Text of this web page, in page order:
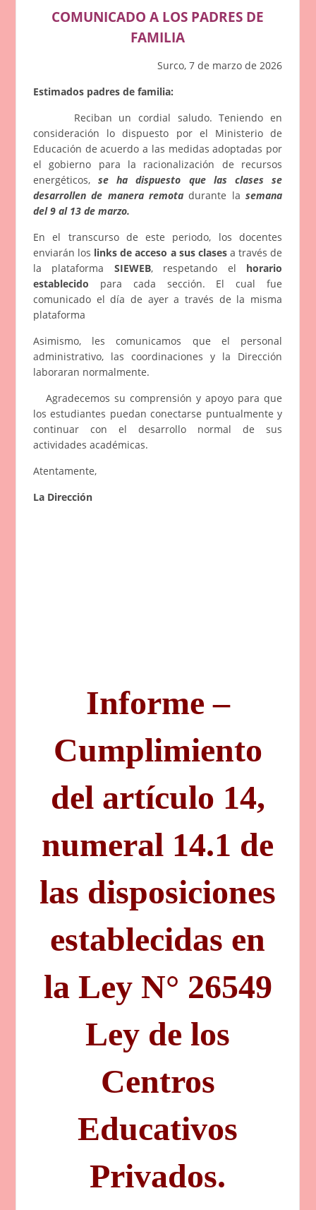
COMUNICADO A LOS PADRES DE
FAMILIA
Surco, 7 de marzo de 2026
Estimados padres de familia:
Reciban un cordial saludo. Teniendo en
consideración lo dispuesto por el Ministerio de
Educación de acuerdo a las medidas adoptadas por
el gobierno para la racionalización de recursos
energéticos,se ha dispuesto que las clases se
desarrollen de manera remotadurante lasemana
del 9 al 13 de marzo.
En el transcurso de este periodo, los docentes
enviarán los links de acceso a sus clasesa través de
la plataforma SIEWEB, respetando el horario
establecido para cada sección. El cual fue
comunicado el día de ayer a través de la misma
plataforma
Asimismo, les comunicamos que el personal
administrativo, las coordinaciones y la Dirección
laboraran normalmente.
Agradecemos su comprensión y apoyo para que
los estudiantes puedan conectarse puntualmente y
continuar con el desarrollo normal de sus
actividades académicas.
Atentamente,
La Dirección
Informe –
Cumplimiento
del artículo 14,
numeral 14.1 de
las disposiciones
establecidas en
la Ley N° 26549
Ley de los
Centros
Educativos
Privados.